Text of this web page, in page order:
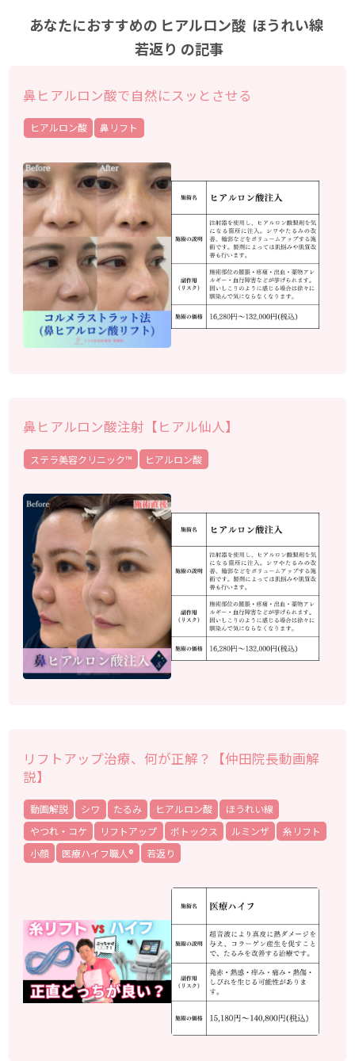
あなたにおすすめの ヒアルロン酸 ほうれい線
若返り の記事
鼻ヒアルロン酸で自然にスッとさせる
ヒアルロン酸 鼻リフト
鼻ヒアルロン酸注射【ヒアル仙人】
ステラ美容クリニック™︎ ヒアルロン酸
リフトアップ治療、何が正解？【仲田院長動画解
説】
動画解説 シワ たるみ ヒアルロン酸
ほうれい線
やつれ・コケ
リフトアップ ボトックス ルミンザ
糸リフト
小顔
医療ハイフ職人® 若返り